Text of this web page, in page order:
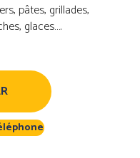
pâtes, grillades,
glaces….